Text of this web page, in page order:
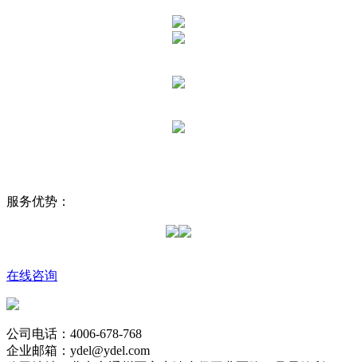
服务优势：
在线咨询
公司电话：4006-678-768
企业邮箱：ydel@ydel.com